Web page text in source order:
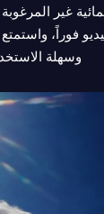
غير
فوراً،
وسهلة